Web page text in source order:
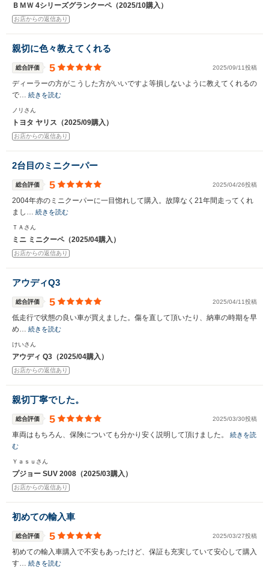
ＢＭＷ 4シリーズグランクーペ（2025/10購入）
お店からの返信あり
親切に色々教えてくれる
総合評価 5 2025/09/11投稿
ディーラーの方がこうした方がいいですよ等損しないように教えてくれるの
で… 続きを読む
ノリさん
トヨタ ヤリス（2025/09購入）
お店からの返信あり
2台目のミニクーパー
総合評価 5 2025/04/26投稿
2004年赤のミニクーパーに一目惚れして購入。故障なく21年間走ってくれ
まし… 続きを読む
ＴＡさん
ミニ ミニクーペ（2025/04購入）
お店からの返信あり
アウディQ3
総合評価 5 2025/04/11投稿
低走行で状態の良い車が買えました。傷を直して頂いたり、納車の時期を早
め… 続きを読む
けいさん
アウディ Q3（2025/04購入）
お店からの返信あり
親切丁寧でした。
総合評価 5 2025/03/30投稿
車両はもちろん、保険についても分かり安く説明して頂けました。 続きを読
む
Ｙａｓｕさん
プジョー SUV 2008（2025/03購入）
お店からの返信あり
初めての輸入車
総合評価 5 2025/03/27投稿
初めての輸入車購入で不安もあったけど、保証も充実していて安心して購入
す… 続きを読む